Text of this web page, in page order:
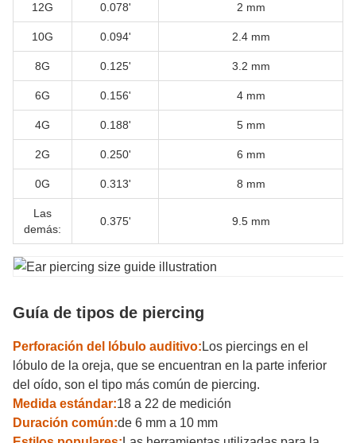
12G 0.078' 2 mm
10G 0.094' 2.4 mm
8G 0.125' 3.2 mm
6G 0.156' 4 mm
4G 0.188' 5 mm
2G 0.250' 6 mm
0G 0.313' 8 mm
Las
demás:
0.375' 9.5 mm
Guía de tipos de piercing
Perforación del lóbulo auditivo:Los piercings en el
lóbulo de la oreja, que se encuentran en la parte inferior
del oído, son el tipo más común de piercing.
Medida estándar:18 a 22 de medición
Duración común:de 6 mm a 10 mm